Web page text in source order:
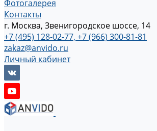
Фотогалерея
Контакты
г. Москва, Звенигородское шоссе, 14
+7 (495) 128-02-77, +7 (966) 300-81-81
zakaz@anvido.ru
Личный кабинет